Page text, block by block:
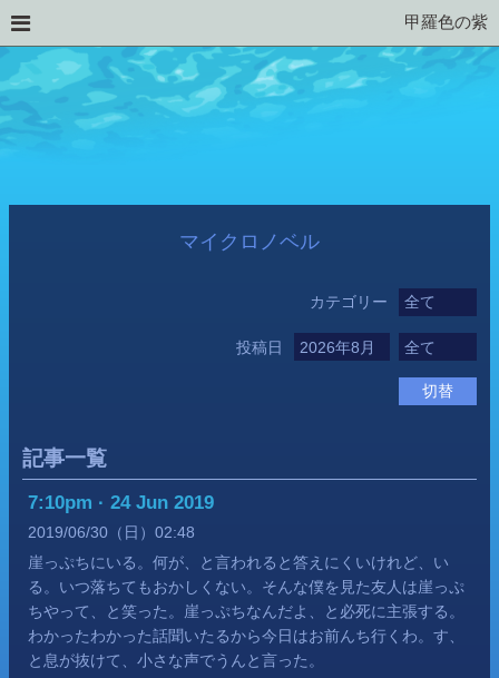
甲羅色の紫
マイクロノベル
カテゴリー
投稿日
切替
記事一覧
7:10pm · 24 Jun 2019
2019 06 30 （日） 02:48
崖っぷちにいる。何が、と言われると答えにくいけれど、い
る。いつ落ちてもおかしくない。そんな僕を見た友人は崖っぷ
ちやって、と笑った。崖っぷちなんだよ、と必死に主張する。
わかったわかった話聞いたるから今日はお前んち行くわ。す、
と息が抜けて、小さな声でうんと言った。